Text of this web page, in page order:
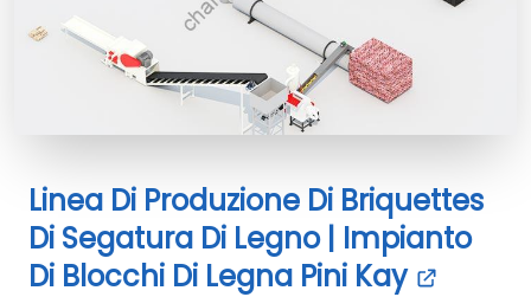
Linea Di Produzione Di Briquettes
Di Segatura Di Legno | Impianto
Di Blocchi Di Legna Pini Kay